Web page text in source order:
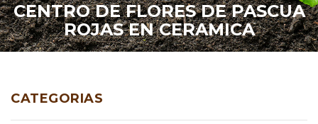
CENTRO DE FLORES DE PASCUA
ROJAS EN CERAMICA
CATEGORIAS